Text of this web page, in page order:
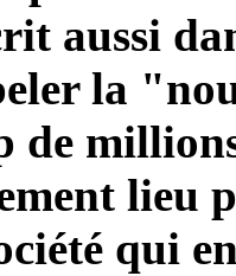
aussi
la
de
lieu
qui